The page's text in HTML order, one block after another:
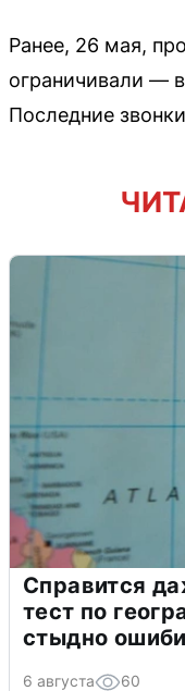
Ранее, 26 мая,
ограничивали —
Последние
Справится
тест по
стыдно
6 августа 60